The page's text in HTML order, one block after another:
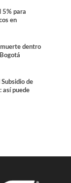
5% para
en
muerte dentro
de
así puede